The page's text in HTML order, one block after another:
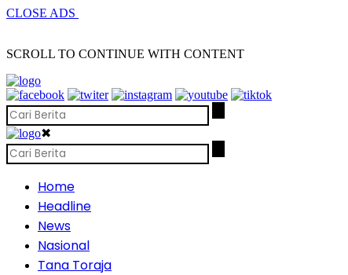
CLOSE ADS
SCROLL TO CONTINUE WITH CONTENT
✖
Home
Headline
News
Nasional
Tana Toraja